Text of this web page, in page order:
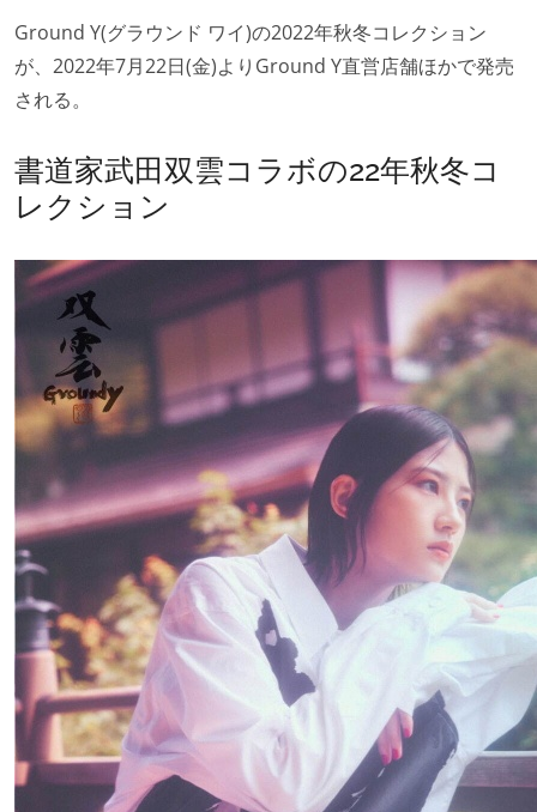
Ground Y(グラウンド ワイ)の2022年秋冬コレクション
が、2022年7月22日(金)よりGround Y直営店舗ほかで発売
される。
書道家武田双雲コラボの22年秋冬コ
レクション